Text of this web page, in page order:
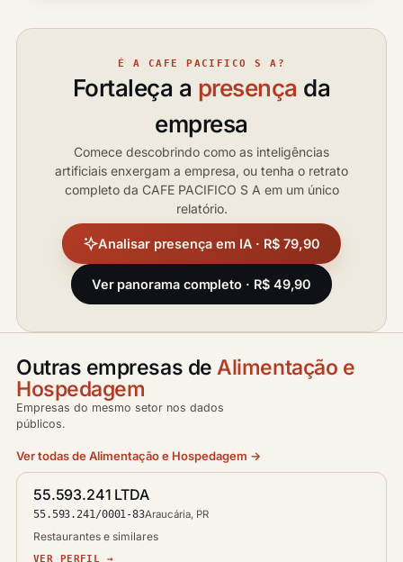
É A CAFE PACIFICO S A?
Fortaleça a presença da
empresa
Comece descobrindo como as inteligências
artificiais enxergam a empresa, ou tenha o retrato
completo da CAFE PACIFICO S A em um único
relatório.
Analisar presença em IA · R$ 79,90
Ver panorama completo · R$ 49,90
Outras empresas de Alimentação e
Hospedagem
Empresas do mesmo setor nos dados
públicos.
Ver todas de Alimentação e Hospedagem →
55.593.241 LTDA
55.593.241/0001-83Araucária, PR
Restaurantes e similares
VER PERFIL →